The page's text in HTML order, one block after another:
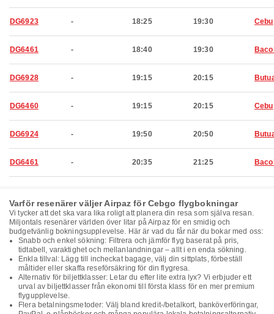
DG6923 - 18:25 19:30 Cebu
DG6461 - 18:40 19:30
DG6928 - 19:15 20:15
DG6460 - 19:15 20:15 Cebu
DG6924 - 19:50 20:50
DG6461 - 20:35 21:25
Varför resenärer väljer Airpaz för Cebgo flygbokningar
Vi tycker att det ska vara lika roligt att planera din resa som själva resan.
Miljontals resenärer världen över litar på Airpaz för en smidig och
budgetvänlig bokningsupplevelse. Här är vad du får när du bokar med oss:
Snabb och enkel sökning: Filtrera och jämför flyg baserat på pris,
tidtabell, varaktighet och mellanlandningar – allt i en enda sökning.
Enkla tillval: Lägg till incheckat bagage, välj din sittplats, förbeställ
måltider eller skaffa reseförsäkring för din flygresa.
Alternativ för biljettklasser: Letar du efter lite extra lyx? Vi erbjuder ett
urval av biljettklasser från ekonomi till första klass för en mer premium
flygupplevelse.
Flera betalningsmetoder: Välj bland kredit-/betalkort, banköverföringar,